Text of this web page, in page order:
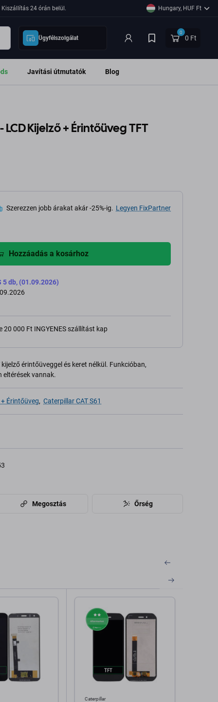
24 órán belül. Hungary, HUF Ft
Ügyfélszolgálat
0
0 Ft
Javítási útmutatók Blog
LCD Kijelző + Érintőüveg TFT
Szerezzen jobb árakat akár -25%-ig. Legyen FixPartner
Hozzáadás a kosárhoz
5 db, (01.09.2026)
20 000 Ft INGYENES szállítást kap
érintőüveggel és keret nélkül. Funkcióban,
eltérések vannak.
+ Érintőüveg, Caterpillar CAT S61
Megosztás Őrség
Caterpillar